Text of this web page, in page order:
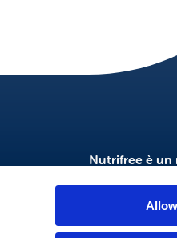
Nutrifree è un
NutriSì
Nutrifree Food Service